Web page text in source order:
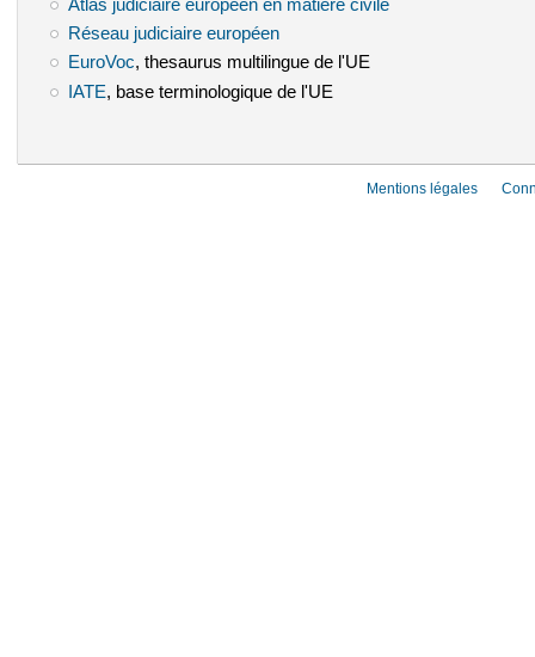
Atlas judiciaire européen en matière civile(le lien est externe)
Réseau judiciaire européen(le lien est externe)
EuroVoc(le lien est externe)
, thesaurus multilingue de l'UE
IATE (le lien est externe)
, base terminologique de l'UE
Mentions légales